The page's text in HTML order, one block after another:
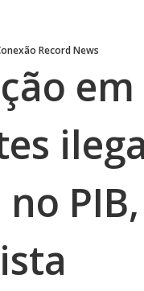
Record News
em